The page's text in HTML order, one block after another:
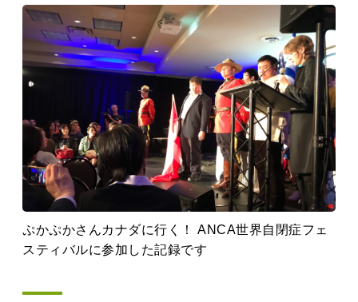
ぷかぷかさんカナダに行く！ ANCA世界自閉症フェ
スティバルに参加した記録です